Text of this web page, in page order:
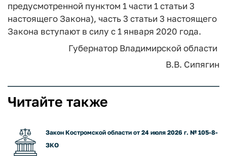
предусмотренной пунктом 1 части 1 статьи 3
настоящего Закона), часть 3 статьи 3 настоящего
Закона вступают в силу с 1 января 2020 года.
Губернатор Владимирской области
В.В. Сипягин
Читайте также
Закон Костромской области от 24 июля 2026 г. № 105-8-
ЗКО